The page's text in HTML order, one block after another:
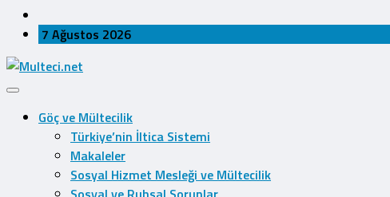
7 Ağustos 2026
Göç ve Mültecilik
Türkiye’nin İltica Sistemi
Makaleler
Sosyal Hizmet Mesleği ve Mültecilik